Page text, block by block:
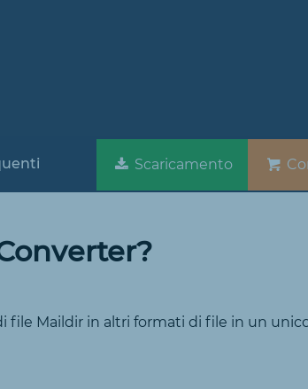
Scaricamento
Maildir in altri formati di file in un